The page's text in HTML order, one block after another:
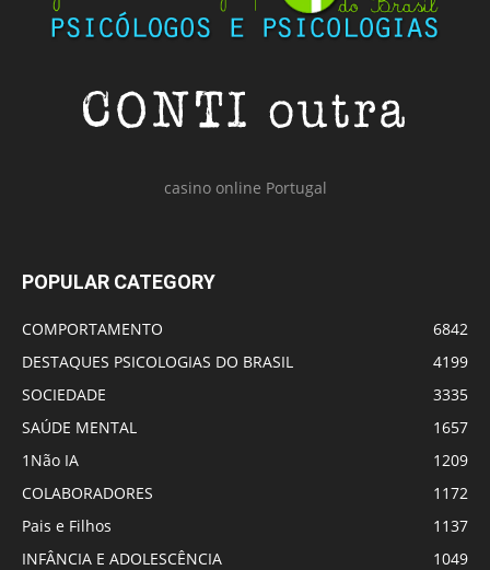
casino online Portugal
POPULAR CATEGORY
COMPORTAMENTO
6842
DESTAQUES PSICOLOGIAS DO BRASIL
4199
SOCIEDADE
3335
SAÚDE MENTAL
1657
1Não IA
1209
COLABORADORES
1172
Pais e Filhos
1137
INFÂNCIA E ADOLESCÊNCIA
1049